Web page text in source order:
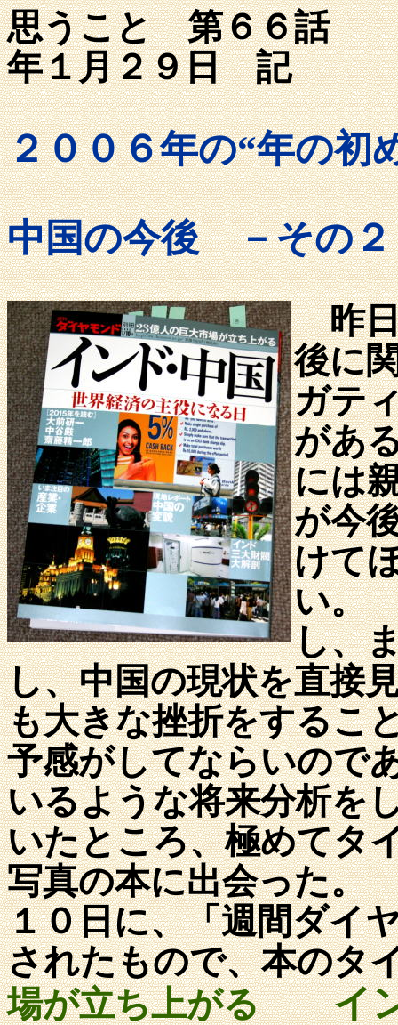
思うこと 第
年１月２９日 記
２００６年の“年の初
中国の今後 －その２
昨日
後に
ガテ
があ
には
が今
けて
い。
し、
し、中国の現状を直接
も大きな挫折をするこ
予感がしてならいので
いるような将来分析を
いたところ、極めてタ
写真の本に出会った。
１０日に、「週間ダイ
されたもので、本のタ
場が立ち上がるイン